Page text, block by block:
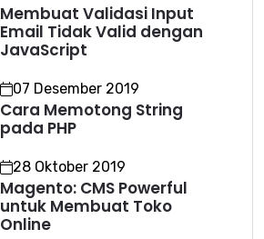
Membuat Validasi Input
Email Tidak Valid dengan
JavaScript
07 Desember 2019
Cara Memotong String
pada PHP
28 Oktober 2019
Magento: CMS Powerful
untuk Membuat Toko
Online